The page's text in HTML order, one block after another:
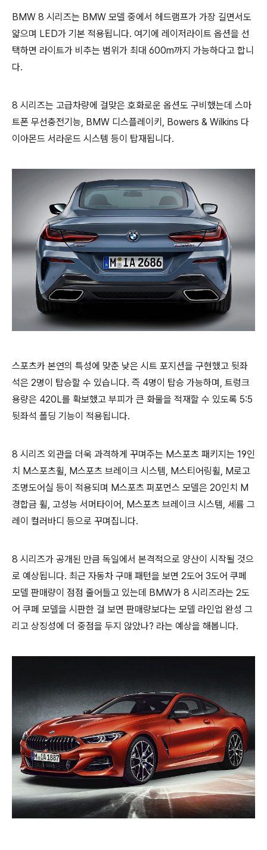
BMW 8 시리즈는 BMW 모델 중에서 헤드램프가 가장 길면서도
얇으며 LED가 기본 적용됩니다. 여기에 레이저라이트 옵션을 선
택하면 라이트가 비추는 범위가 최대 600m까지 가능하다고 합니
다.
8 시리즈는 고급차량에 걸맞은 호화로운 옵션도 구비했는데 스마
트폰 무선충전기능, BMW 디스플레이키, Bowers & Wilkins 다
이아몬드 서라운드 시스템 등이 탑재됩니다.
스포츠카 본연의 특성에 맞춘 낮은 시트 포지션을 구현했고 뒷좌
석은 2명이 탑승할 수 있습니다. 즉 4명이 탑승 가능하며, 트렁크
용량은 420L를 확보했고 부피가 큰 화물을 적재할 수 있도록 5:5
뒷좌석 폴딩 기능이 적용됩니다.
8 시리즈 외관을 더욱 과격하게 꾸며주는 M스포츠 패키지는 19인
치 M스포츠휠, M스포츠 브레이크 시스템, M스티어링휠, M로고
조명도어실 등이 적용되며 M스포츠 퍼포먼스 모델은 20인치 M
경합금 휠, 고성능 서머타이어, M스포츠 브레이크 시스템, 세륨 그
레이 컬러바디 등으로 꾸며집니다.
8 시리즈가 공개된 만큼 독일에서 본격적으로 양산이 시작될 것으
로 예상됩니다. 최근 자동차 구매 패턴을 보면 2도어 3도어 쿠페
모델 판매량이 점점 줄어들고 있는데 BMW가 8 시리즈라는 2도
어 쿠페 모델을 시판한 걸 보면 판매량보다는 모델 라인업 완성 그
리고 상징성에 더 중점을 두지 않았나? 라는 예상을 해봅니다.